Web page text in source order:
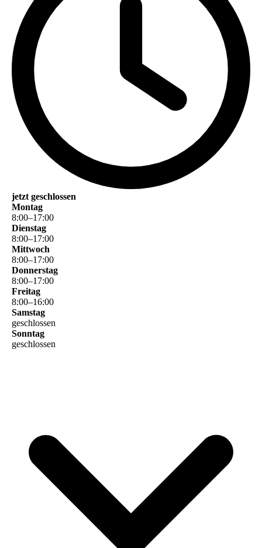
jetzt geschlossen
Montag
8:00–17:00
Dienstag
8:00–17:00
Mittwoch
8:00–17:00
Donnerstag
8:00–17:00
Freitag
8:00–16:00
Samstag
geschlossen
Sonntag
geschlossen